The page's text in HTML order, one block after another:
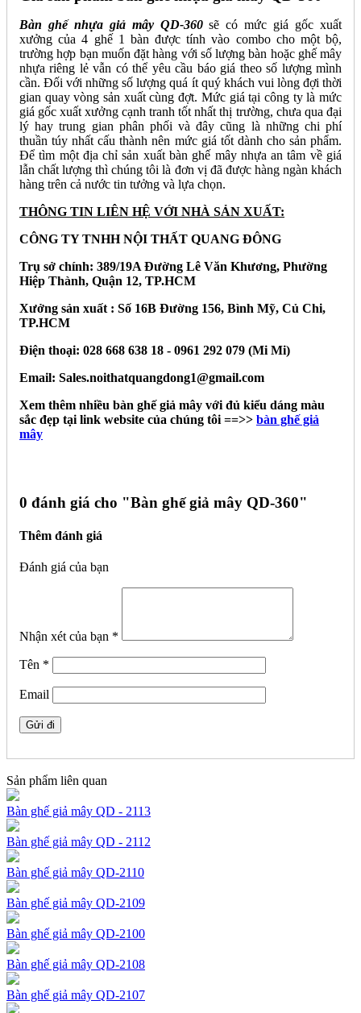
Bàn ghế nhựa giả mây QD-360sẽ có mức giá gốc xuất
xưởng của 4 ghế 1 bàn được tính vào combo cho một bộ,
trường hợp bạn muốn đặt hàng với số lượng bàn hoặc ghế mây
nhựa riêng lẻ vẫn có thể yêu cầu báo giá theo số lượng mình
cần. Đối với những số lượng quá ít quý khách vui lòng đợi thời
gian quay vòng sản xuất cùng đợt. Mức giá tại công ty là mức
giá gốc xuất xưởng cạnh tranh tốt nhất thị trường, chưa qua đại
lý hay trung gian phân phối và đây cũng là những chi phí
thuần túy nhất cấu thành nên mức giá tốt dành cho sản phẩm.
Để tìm một địa chỉ sản xuất bàn ghế mây nhựa an tâm về giá
lẫn chất lượng thì chúng tôi là đơn vị đã được hàng ngàn khách
hàng trên cả nước tin tưởng và lựa chọn.
THÔNG TIN LIÊN HỆ VỚI NHÀ SẢN XUẤT:
CÔNG TY TNHH NỘI THẤT QUANG ĐÔNG
Trụ sở chính: 389/19A Đường Lê Văn Khương, Phường
Hiệp Thành, Quận 12, TP.HCM
Xưởng sản xuất : Số 16B Đường 156, Bình Mỹ, Củ Chi,
TP.HCM
Điện thoại: 028 668 638 18 - 0961 292 079 (Mi Mi)
Email: Sales.noithatquangdong1@gmail.com
Xem thêm nhiều bàn ghế giả mây với đủ kiểu dáng màu
sắc đẹp tại link website của chúng tôi ==>> bàn ghế giả
mây
0 đánh giá cho "Bàn ghế giả mây QD-360"
Thêm đánh giá
Đánh giá của bạn
Nhận xét của bạn *
Tên *
Email
Sản phẩm liên quan
Bàn ghế giả mây QD - 2113
Bàn ghế giả mây QD - 2112
Bàn ghế giả mây QD-2110
Bàn ghế giả mây QD-2109
Bàn ghế giả mây QD-2100
Bàn ghế giả mây QD-2108
Bàn ghế giả mây QD-2107